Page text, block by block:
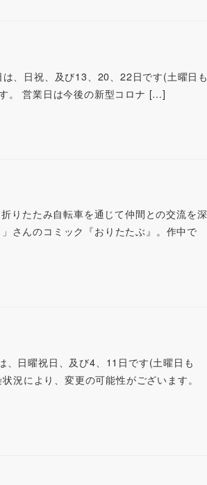
、日祝、及び13、20、22日です(土曜日も
。 営業日は今後の新型コロナ […]
りたたみ自転車を通じて仲間との交流を深
さんのコミック『おりたたぶ』。作中で
日曜祝日、及び4、11日です(土曜日も
況により、変更の可能性がございます。